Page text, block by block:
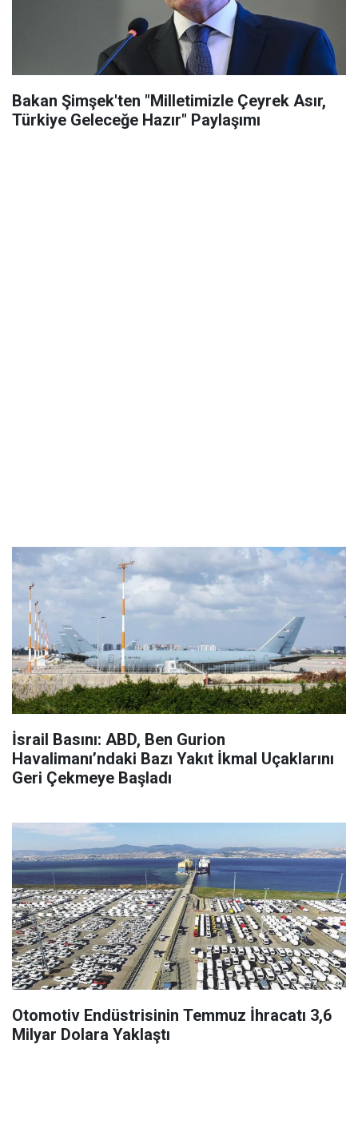
Bakan Şimşek'ten "Milletimizle Çeyrek Asır,
Türkiye Geleceğe Hazır" Paylaşımı
İsrail Basını: ABD, Ben Gurion
Havalimanı’ndaki Bazı Yakıt İkmal Uçaklarını
Geri Çekmeye Başladı
Otomotiv Endüstrisinin Temmuz İhracatı 3,6
Milyar Dolara Yaklaştı